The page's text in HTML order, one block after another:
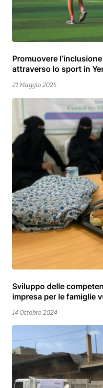
Promuovere
attraverso lo sport in
21 Maggio 2025
25
Febbraio
2026
Sviluppo delle
impresa per le famiglie
14 Ottobre 2024
14
Ottobre
2024